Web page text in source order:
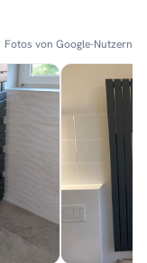
Fotos von Google-Nutzern